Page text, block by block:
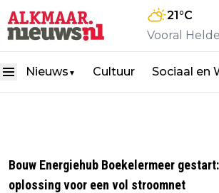
21°C
Vooral
Nieuws ▼ Cultuur Sociaal en
Bouw Energiehub Boekelermeer
oplossing voor een vol stroomnet